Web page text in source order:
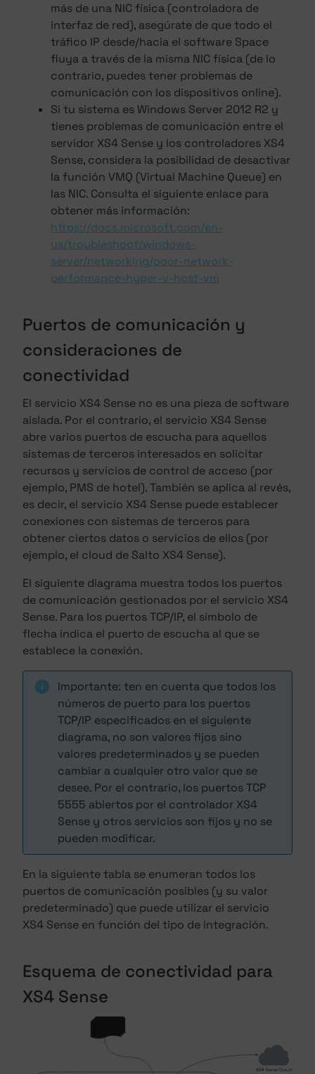
más de una NIC física (controladora de
interfaz de red), asegúrate de que todo el
tráfico IP desde/hacia el software Space
fluya a través de la misma NIC física (de lo
contrario, puedes tener problemas de
comunicación con los dispositivos online).
Si tu sistema es Windows Server 2012 R2 y
tienes problemas de comunicación entre el
servidor XS4 Sense y los controladores XS4
Sense, considera la posibilidad de desactivar
la función VMQ (Virtual Machine Queue) en
las NIC. Consulta el siguiente enlace para
obtener más información:
https://docs.microsoft.com/en-
us/troubleshoot/windows-
server/networking/poor-network-
performance-hyper-v-host-vm
Puertos de comunicación y
consideraciones de
conectividad
El servicio XS4 Sense no es una pieza de software
aislada. Por el contrario, el servicio XS4 Sense
abre varios puertos de escucha para aquellos
sistemas de terceros interesados en solicitar
recursos y servicios de control de acceso (por
ejemplo, PMS de hotel). También se aplica al revés,
es decir, el servicio XS4 Sense puede establecer
conexiones con sistemas de terceros para
obtener ciertos datos o servicios de ellos (por
ejemplo, el cloud de Salto XS4 Sense).
El siguiente diagrama muestra todos los puertos
de comunicación gestionados por el servicio XS4
Sense. Para los puertos TCP/IP, el símbolo de
flecha indica el puerto de escucha al que se
establece la conexión.
Importante: ten en cuenta que todos los
números de puerto para los puertos
TCP/IP especificados en el siguiente
diagrama, no son valores fijos sino
valores predeterminados y se pueden
cambiar a cualquier otro valor que se
desee. Por el contrario, los puertos TCP
5555 abiertos por el controlador XS4
Sense y otros servicios son fijos y no se
pueden modificar.
En la siguiente tabla se enumeran todos los
puertos de comunicación posibles (y su valor
predeterminado) que puede utilizar el servicio
XS4 Sense en función del tipo de integración.
Esquema de conectividad para
XS4 Sense